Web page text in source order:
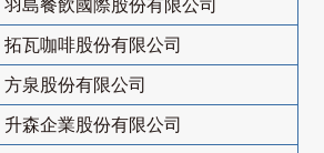
羽島餐飲國際股份有限公司
拓瓦咖啡股份有限公司
方泉股份有限公司
升森企業股份有限公司